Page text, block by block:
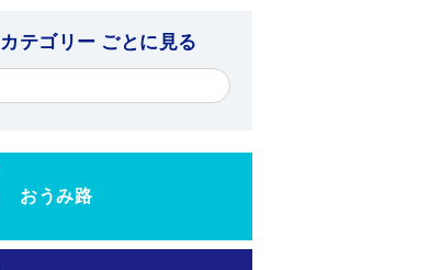
カテゴリー ごとに見る
おうみ路